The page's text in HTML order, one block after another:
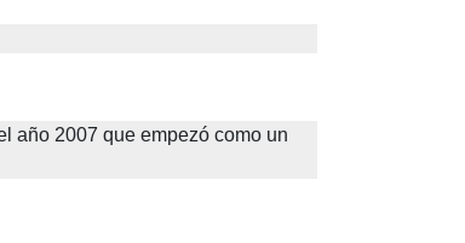
año 2007 que empezó como un